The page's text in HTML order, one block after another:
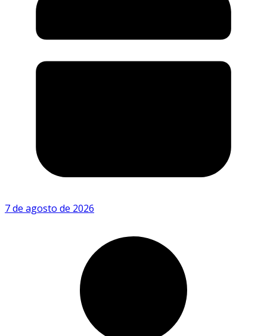
7 de agosto de 2026